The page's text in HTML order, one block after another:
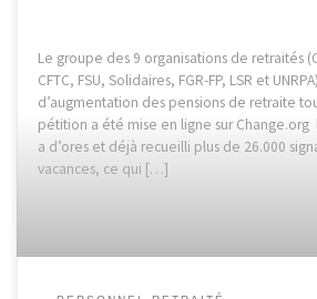
Le groupe des 9 organisations de retraités
CFTC, FSU, Solidaires, FGR-FP, LSR et
d’augmentation des pensions de retraite
pétition a été mise en ligne sur
a d’ores et déjà recueilli plus de 26.000
vacances, ce qui […]